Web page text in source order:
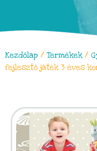
Kezdőlap / Termékek /
fejlesztő játék 3 éves